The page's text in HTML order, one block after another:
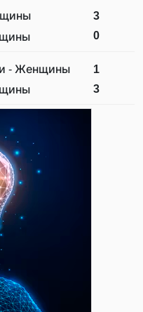
3
0
- Женщины
1
3